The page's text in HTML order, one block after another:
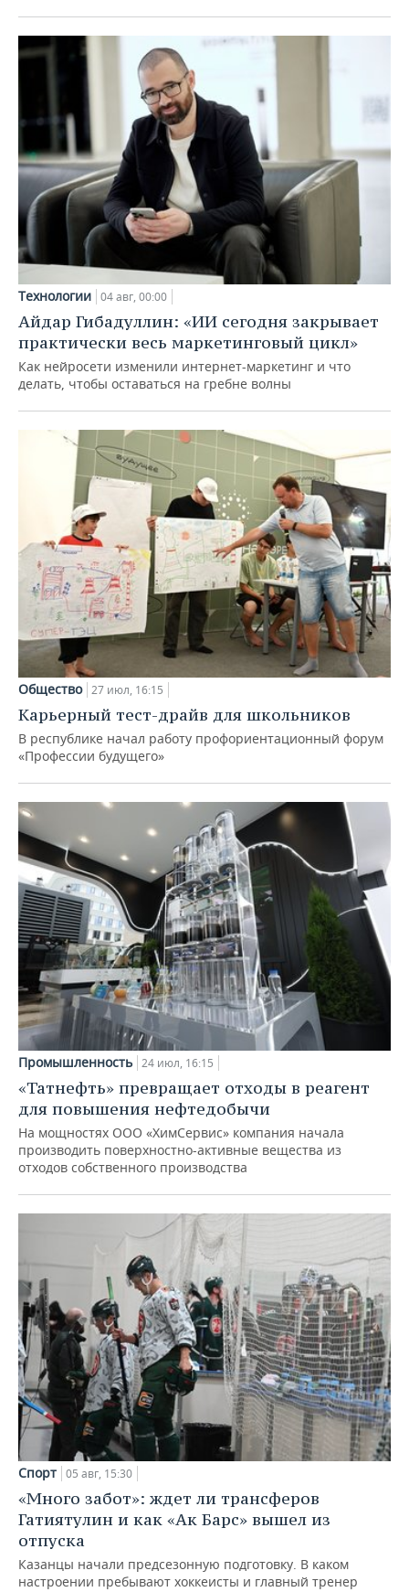
Технологии 04 авг, 00:00
Айдар Гибадуллин: «ИИ сегодня закрывает
практически весь маркетинговый цикл»
Как нейросети изменили интернет-маркетинг и что
делать, чтобы оставаться на гребне волны
Общество 27 июл, 16:15
Карьерный тест-драйв для школьников
В республике начал работу профориентационный форум
«Профессии будущего»
Промышленность 24 июл, 16:15
«Татнефть» превращает отходы в реагент
для повышения нефтедобычи
На мощностях ООО «ХимСервис» компания начала
производить поверхностно-активные вещества из
отходов собственного производства
Спорт 05 авг, 15:30
«Много забот»: ждет ли трансферов
Гатиятулин и как «Ак Барс» вышел из
отпуска
Казанцы начали предсезонную подготовку. В каком
настроении пребывают хоккеисты и главный тренер